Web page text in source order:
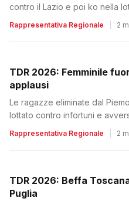
contro il Lazio e poi ko nella
Rappresentativa Regionale 2
TDR 2026: Femminile
applausi
Le ragazze eliminate dal
lottato contro infortuni e
Rappresentativa Regionale 2
TDR 2026: Beffa
Puglia